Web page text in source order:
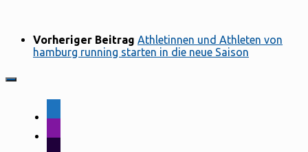
Vorheriger Beitrag Athletinnen und Athleten von
hamburg running starten in die neue Saison